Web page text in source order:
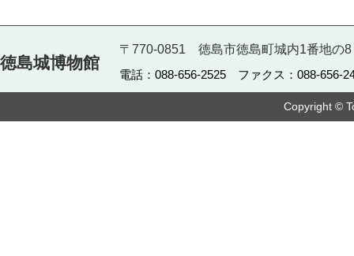
徳島城博物館
〒770-0851 徳島市徳島町城内1番地の8
電話：088-656-2525 ファクス：088-656-
Copyright ©